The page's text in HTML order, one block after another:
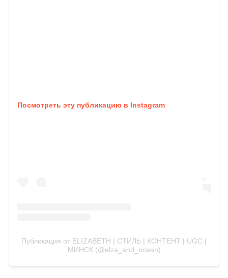
Посмотреть эту публикацию в Instagram
Публикация от ELIZABETH | СТИЛЬ | КОНТЕНТ | UGC |
MИНСК (@elza_and_ocean)